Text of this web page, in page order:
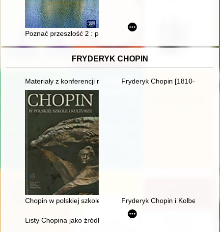
Poznać przeszłość 2 : podręcznik do historii dla liceum
FRYDERYK CHOPIN
Materiały z konferencji naukowej "Twórczość naukowa i
Fryderyk Chopin [1810-1849].
Chopin w polskiej szkole i kulturzeFryderyk Chopin i
Listy Chopina jako źródło informacji do badań nad rodziną